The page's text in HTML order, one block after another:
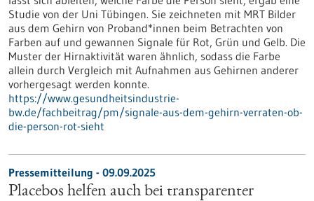
Studie von der Uni Tübingen. Sie zeichneten mit MRT Bilder
aus dem Gehirn von Proband*innen beim Betrachten von
Farben auf und gewannen Signale für Rot, Grün und Gelb. Die
Muster der Hirnaktivität waren ähnlich, sodass die Farbe
allein durch Vergleich mit Aufnahmen aus Gehirnen anderer
vorhergesagt werden konnte.
https://www.gesundheitsindustrie-
bw.de/fachbeitrag/pm/signale-aus-dem-gehirn-verraten-ob-
die-person-rot-sieht
Pressemitteilung - 09.09.2025
Placebos helfen auch bei transparenter